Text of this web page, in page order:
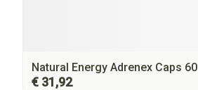
Natural Energy Adrenex Caps 60
€ 31,92